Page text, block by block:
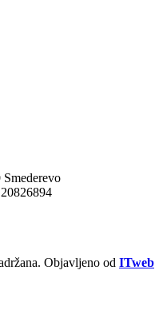
Objavljeno od ITweb